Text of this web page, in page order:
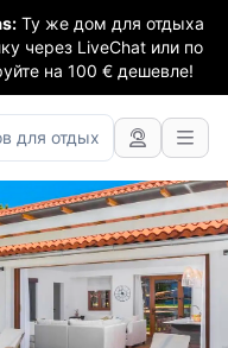
Ту же дом для отдыха
через LiveChat или по
на 100 € дешевле!